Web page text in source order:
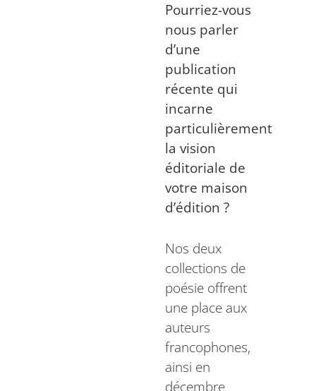
Pourriez-vous
nous parler
d’une
publication
récente qui
incarne
particulièrement
la vision
éditoriale de
votre maison
d’édition ?
Nos deux
collections de
poésie offrent
une place aux
auteurs
francophones,
ainsi en
décembre